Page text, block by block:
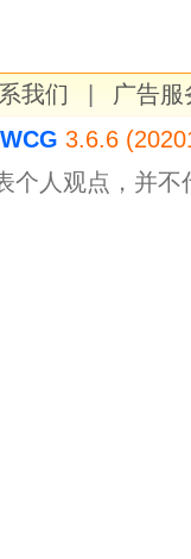
我们
广告服
3.6.6
个人观点，并